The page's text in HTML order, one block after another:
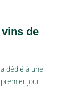
de
dédié à une
jour.